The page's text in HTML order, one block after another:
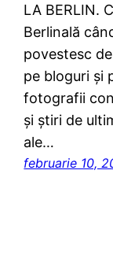
LA BERLIN.
Berlinală
povestesc
pe bloguri şi
fotografii
şi ştiri de
ale…
februarie 10,